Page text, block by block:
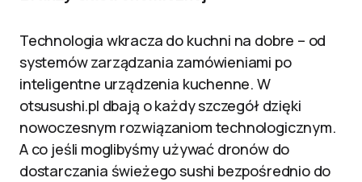
Technologia wkracza do kuchni na dobre – od
systemów zarządzania zamówieniami po
inteligentne urządzenia kuchenne. W
otsusushi.pl dbają o każdy szczegół dzięki
nowoczesnym rozwiązaniom technologicznym.
A co jeśli moglibyśmy używać dronów do
dostarczania świeżego sushi bezpośrednio do